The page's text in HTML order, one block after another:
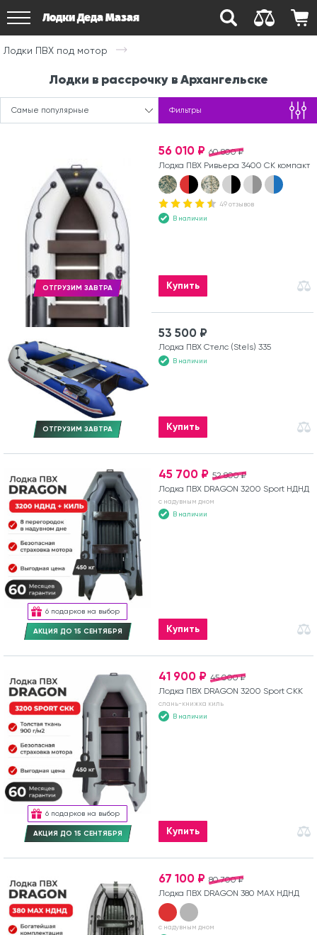
Лодки Деда Мазая
Лодки ПВХ под мотор
Лодки в рассрочку в Архангельске
Самые популярные Фильтры
ОТГРУЗИМ ЗАВТРА
60 800 ₽
56 010 ₽
Лодка ПВХ Ривьера 3400 СК компакт
49 отзывов
В наличии
Купить
ОТГРУЗИМ ЗАВТРА
53 500 ₽
Лодка ПВХ Стелс (Stels) 335
В наличии
Купить
6 подарков на выбор
АКЦИЯ ДО 15 СЕНТЯБРЯ
52 800 ₽
45 700 ₽
Лодка ПВХ DRAGON 3200 Sport НДНД
с надувным дном
В наличии
Купить
6 подарков на выбор
АКЦИЯ ДО 15 СЕНТЯБРЯ
45 000 ₽
41 900 ₽
Лодка ПВХ DRAGON 3200 Sport СКК
слань-книжка киль
В наличии
Купить
80 700 ₽
67 100 ₽
Лодка ПВХ DRAGON 380 MAX НДНД
с надувным дном